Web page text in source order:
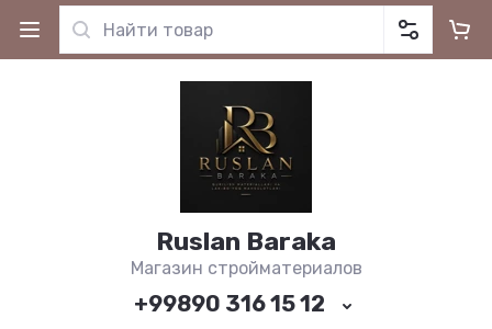
Ruslan Baraka
Магазин стройматериалов
+99890 316 15 12